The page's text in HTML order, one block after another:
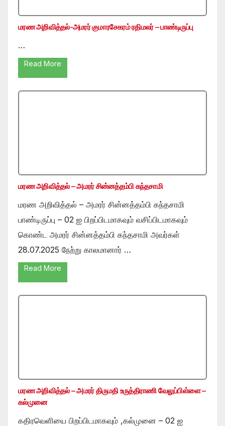
மரண அறிவித்தல்-அமரர் குமாரசேகரம் ரதிமலர் – பாண்டிருப்பு
…
Read More
மரண அறிவித்தல் – அமரர் சின்னத்தம்பி கந்தசாமி
மரண அறிவித்தல் – அமரர் சின்னத்தம்பி கந்தசாமி
பாண்டிருப்பு – 02 ஐ பிறப்பிடமாகவும் வசிப்பிடமாகவும்
கொண்ட அமரர் சின்னத்தம்பி கந்தசாமி அவர்கள்
28.07.2025 நேற்று காலமானார் …
Read More
மரண அறிவித்தல் – அமரர் திருமதி உருத்திராணி வேலுப்பிள்ளை –
கல்முனை
கதிரவெளியை பிறப்பிடமாகவும் ,கல்முனை – 02 ஐ